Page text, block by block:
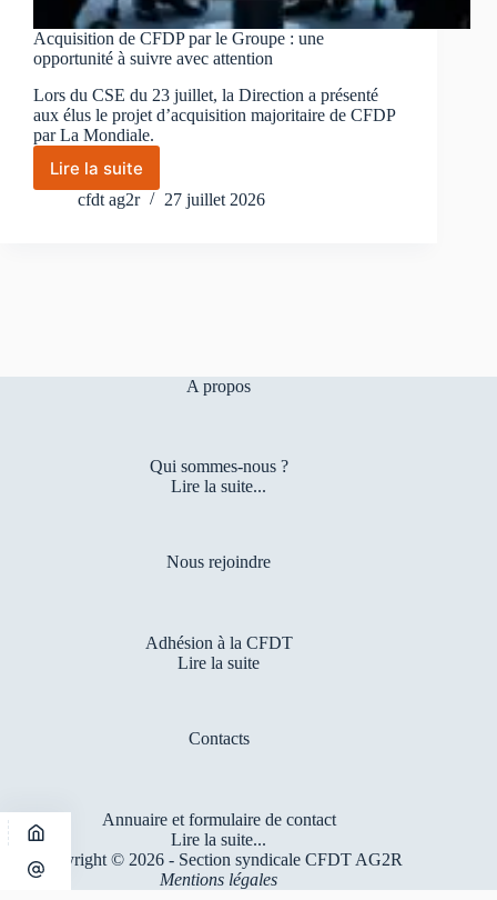
Acquisition de CFDP par le Groupe : une
opportunité à suivre avec attention
Lors du CSE du 23 juillet, la Direction a présenté
aux élus le projet d’acquisition majoritaire de CFDP
par La Mondiale.
Lire la suite
Acquisition
de
cfdt ag2r 27 juillet 2026
A propos
Qui sommes-nous ?
Lire la suite...
Nous rejoindre
Adhésion à la CFDT
Lire la suite
Contacts
Annuaire et formulaire de contact
Lire la suite...
Copyright © 2026 - Section syndicale CFDT AG2R
Mentions légales